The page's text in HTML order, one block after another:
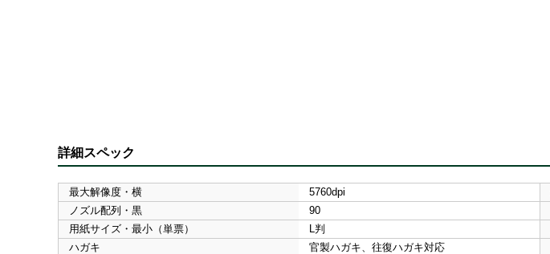
詳細スペック
最大解像度・横 5760dpi
ノズル配列・黒
90
用紙サイズ・最小（単票）
L判
ハガキ
官製ハガキ、往復ハガキ対応